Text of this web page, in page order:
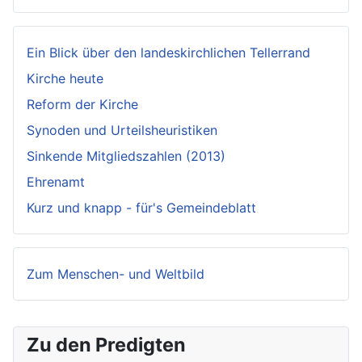
Zu den Predigten
Ein Blick über den landeskirchlichen Tellerrand
Kirche heute
Reform der Kirche
Synoden und Urteilsheuristiken
Sinkende Mitgliedszahlen (2013)
Ehrenamt
Kurz und knapp - für's Gemeindeblatt
Zum Menschen- und Weltbild